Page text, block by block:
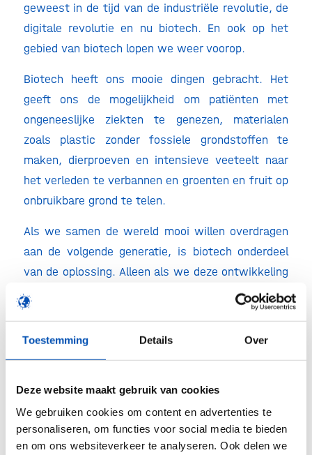
Toestemming Details Over
Deze website maakt gebruik van cookies
We gebruiken cookies om content en advertenties te
personaliseren, om functies voor social media te bieden
en om ons websiteverkeer te analyseren. Ook delen we
geweest in de tijd van de industriële revolutie, de
digitale revolutie en nu biotech. En ook op het
gebied van biotech lopen we weer voorop.
Biotech heeft ons mooie dingen gebracht. Het
geeft ons de mogelijkheid om patiënten met
ongeneeslijke ziekten te genezen, materialen
zoals plastic zonder fossiele grondstoffen te
maken, dierproeven en intensieve veeteelt naar
het verleden te verbannen en groenten en fruit op
onbruikbare grond te telen.
Als we samen de wereld mooi willen overdragen
aan de volgende generatie, is biotech onderdeel
van de oplossing. Alleen als we deze ontwikkeling
samen doorzetten creëren we de juiste
voedingsbodem voor biotech. Dus laten we
mooiere wereld voor de toekomstige generatie
niet te vertragen.
Om deze video te bekijken, dient umarketing